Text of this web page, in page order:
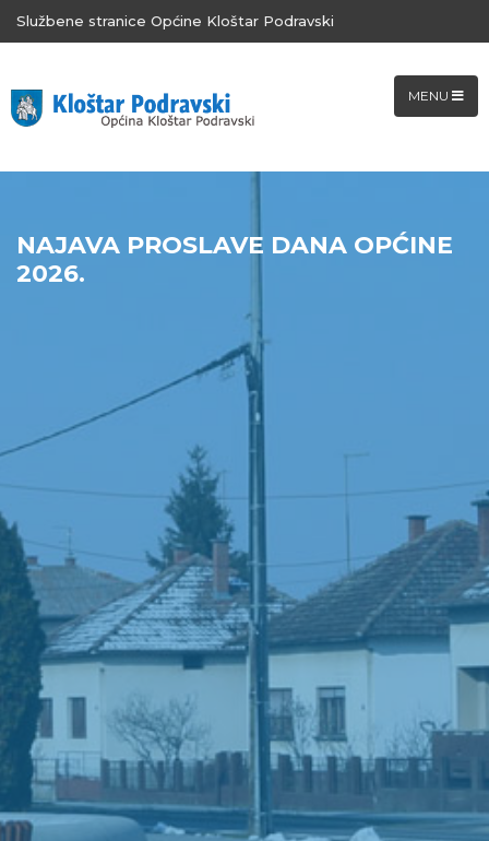
Službene stranice Općine Kloštar Podravski
MENU
NAJAVA PROSLAVE DANA OPĆINE
2026.